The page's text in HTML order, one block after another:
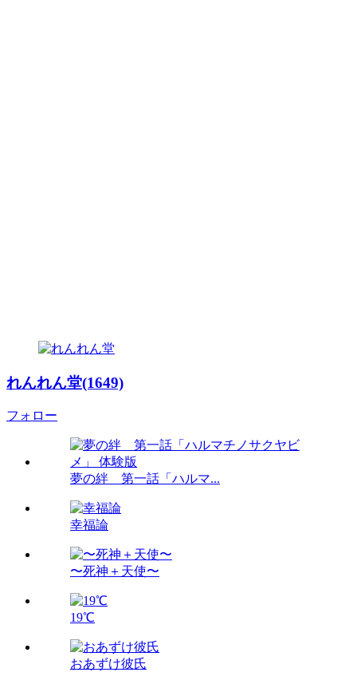
れんれん堂(1649)
フォロー
夢の絆 第一話「ハルマ...
幸福論
〜死神＋天使〜
19℃
おあずけ彼氏